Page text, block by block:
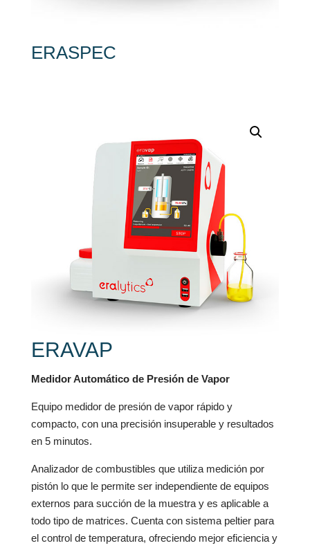
ERASPEC
ERAVAP
Medidor Automático de Presión de Vapor
Equipo medidor de presión de vapor rápido y
compacto, con una precisión insuperable y resultados
en 5 minutos.
Analizador de combustibles que utiliza medición por
pistón lo que le permite ser independiente de equipos
externos para succión de la muestra y es aplicable a
todo tipo de matrices. Cuenta con sistema peltier para
el control de temperatura, ofreciendo mejor eficiencia y